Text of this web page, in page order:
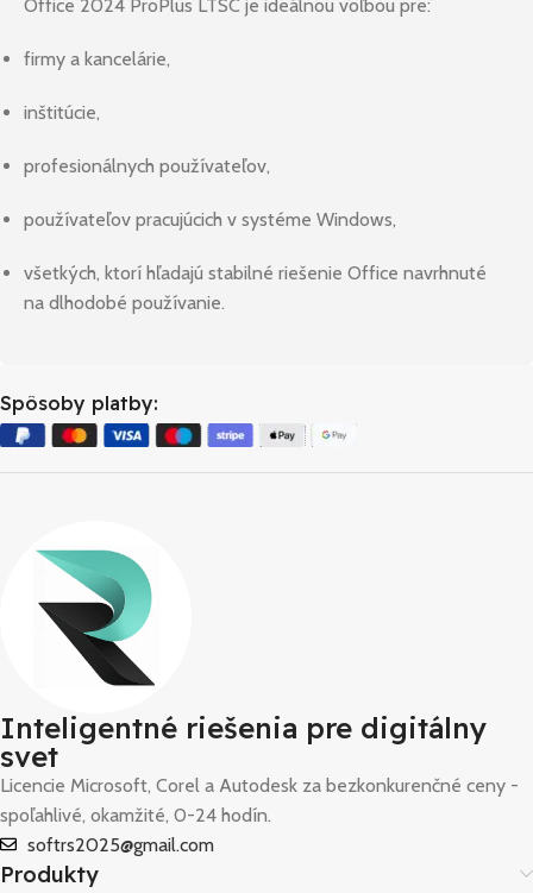
Office 2024 ProPlus LTSC je ideálnou voľbou pre:
firmy a kancelárie,
inštitúcie,
profesionálnych používateľov,
používateľov pracujúcich v systéme Windows,
všetkých, ktorí hľadajú stabilné riešenie Office navrhnuté
na dlhodobé používanie.
Spôsoby platby:
Inteligentné riešenia pre digitálny
svet
Licencie Microsoft, Corel a Autodesk za bezkonkurenčné ceny -
spoľahlivé, okamžité, 0-24 hodín.
softrs2025@gmail.com
Produkty